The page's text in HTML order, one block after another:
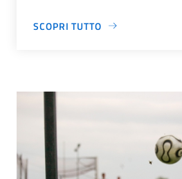
SCOPRI TUTTO